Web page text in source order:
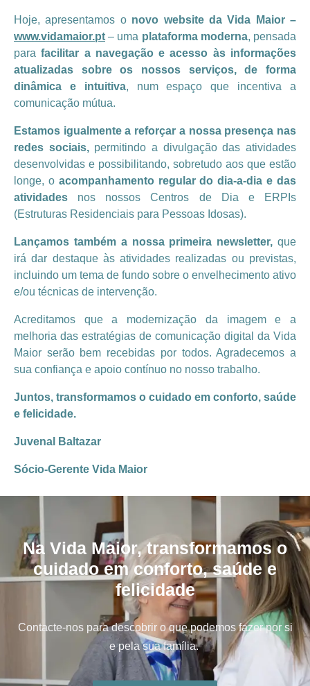
Hoje, apresentamos onovo website da Vida Maior –
www.vidamaior.pt – uma plataforma moderna, pensada
parafacilitar a navegação e acesso às informações
atualizadas sobre os nossos serviços, de forma
dinâmica e intuitiva, num espaço que incentiva a
comunicação mútua.
Estamos igualmente a reforçar a nossa presença nas
redes sociais,permitindo a divulgação das atividades
desenvolvidas e possibilitando, sobretudo aos que estão
longe, o acompanhamento regular do dia-a-dia e das
atividades nos nossos Centros de Dia e ERPIs
(Estruturas Residenciais para Pessoas Idosas).
Lançamos também a nossa primeira newsletter, que
irá dar destaque às atividades realizadas ou previstas,
incluindo um tema de fundo sobre o envelhecimento ativo
e/ou técnicas de intervenção.
Acreditamos que a modernização da imagem e a
melhoria das estratégias de comunicação digital da Vida
Maior serão bem recebidas por todos. Agradecemos a
sua confiança e apoio contínuo no nosso trabalho.
Juntos, transformamos o cuidado em conforto, saúde
e felicidade.
Juvenal Baltazar
Sócio-Gerente Vida Maior
Na Vida Maior, transformamos o
cuidado em conforto, saúde e
felicidade
Contacte-nos para descobrir o que podemos fazer por si
e pela sua família.